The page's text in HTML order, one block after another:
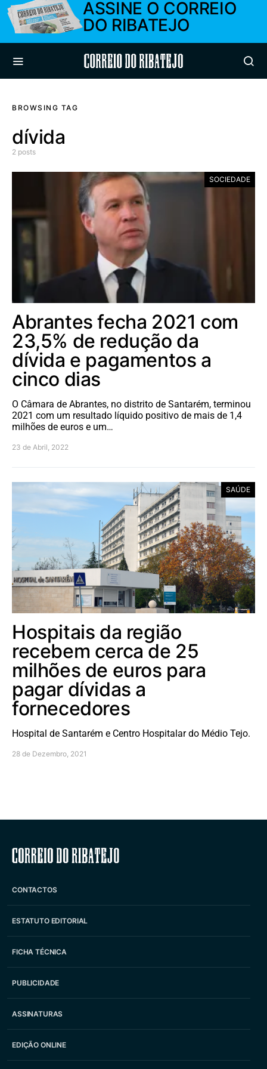
ASSINE O CORREIO
DO RIBATEJO
Correio do Ribatejo
BROWSING TAG
dívida
2 posts
SOCIEDADE
Abrantes fecha 2021 com
23,5% de redução da
dívida e pagamentos a
cinco dias
O Câmara de Abrantes, no distrito de Santarém, terminou
2021 com um resultado líquido positivo de mais de 1,4
milhões de euros e um…
23 de Abril, 2022
SAÚDE
Hospitais da região
recebem cerca de 25
milhões de euros para
pagar dívidas a
fornecedores
Hospital de Santarém e Centro Hospitalar do Médio Tejo.
28 de Dezembro, 2021
Correio do Ribatejo
CONTACTOS
ESTATUTO EDITORIAL
FICHA TÉCNICA
PUBLICIDADE
ASSINATURAS
EDIÇÃO ONLINE